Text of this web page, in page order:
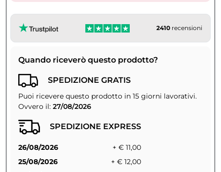
2410 recensioni
Quando riceverò questo prodotto?
SPEDIZIONE GRATIS
Puoi ricevere questo prodotto in 15 giorni lavorativi.
Ovvero il: 27/08/2026
SPEDIZIONE EXPRESS
26/08/2026
+ € 11,00
25/08/2026
+ € 12,00